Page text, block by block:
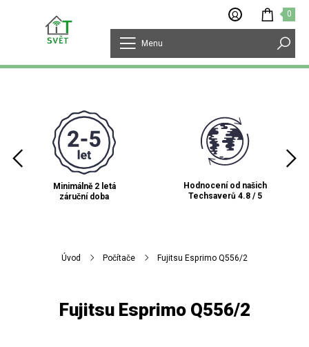
0
Menu
Minimálně 2 letá
záruční doba
Hodnocení od našich
Techsaverů 4.8 / 5
Úvod Počítače Fujitsu Esprimo Q556/2
Fujitsu Esprimo Q556/2